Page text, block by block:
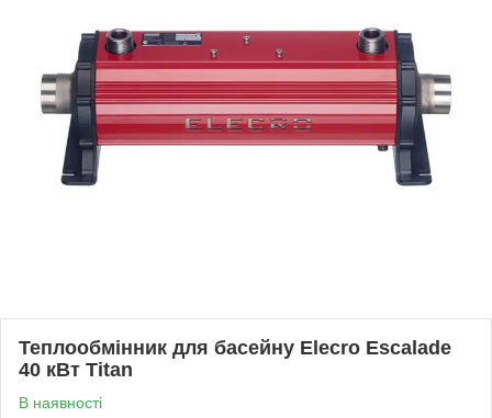
Теплообмінник для басейну Elecro Escalade
40 кВт Titan
В наявності